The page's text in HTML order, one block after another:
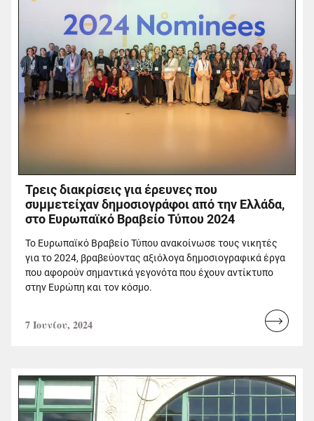
Τρεις διακρίσεις για έρευνες που
συμμετείχαν δημοσιογράφοι από την Ελλάδα,
στο Ευρωπαϊκό Βραβείο Τύπου 2024
Το Ευρωπαϊκό Βραβείο Τύπου ανακοίνωσε τους νικητές
για το 2024, βραβεύοντας αξιόλογα δημοσιογραφικά έργα
που αφορούν σημαντικά γεγονότα που έχουν αντίκτυπο
στην Ευρώπη και τον κόσμο.
7 Ιουνίου, 2024
Read